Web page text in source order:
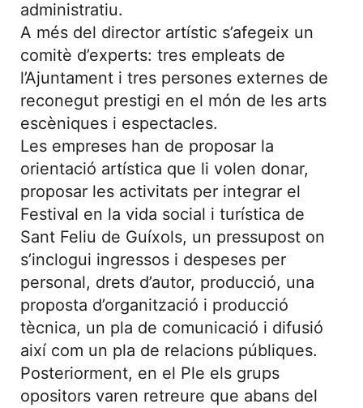
administratiu.
A més del director artístic s’afegeix un
comitè d’experts: tres empleats de
l’Ajuntament i tres persones externes de
reconegut prestigi en el món de les arts
escèniques i espectacles.
Les empreses han de proposar la
orientació artística que li volen donar,
proposar les activitats per integrar el
Festival en la vida social i turística de
Sant Feliu de Guíxols, un pressupost on
s’inclogui ingressos i despeses per
personal, drets d’autor, producció, una
proposta d’organització i producció
tècnica, un pla de comunicació i difusió
així com un pla de relacions públiques.
Posteriorment, en el Ple els grups
opositors varen retreure que abans del